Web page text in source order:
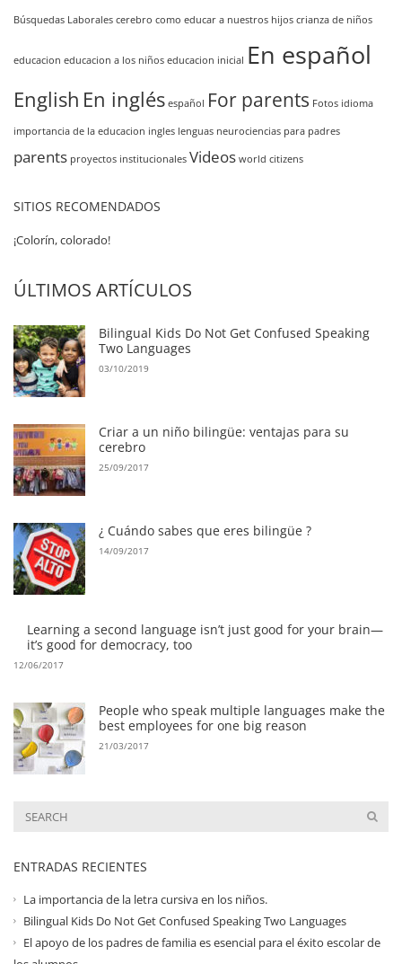
Búsquedas Laborales cerebro como educar a nuestros hijos crianza de niños
educacion educacion a los niños educacion inicial En español
English En inglés español For parents Fotos idioma
importancia de la educacion ingles lenguas neurociencias para padres
parents proyectos institucionales Videos world citizens
SITIOS RECOMENDADOS
¡Colorín, colorado!
ÚLTIMOS ARTÍCULOS
Bilingual Kids Do Not Get Confused Speaking
Two Languages
03/10/2019
Criar a un niño bilingüe: ventajas para su
cerebro
25/09/2017
¿ Cuándo sabes que eres bilingüe ?
14/09/2017
Learning a second language isn’t just good for your brain—
it’s good for democracy, too
12/06/2017
People who speak multiple languages make the
best employees for one big reason
21/03/2017
ENTRADAS RECIENTES
La importancia de la letra cursiva en los niños.
Bilingual Kids Do Not Get Confused Speaking Two Languages
El apoyo de los padres de familia es esencial para el éxito escolar de